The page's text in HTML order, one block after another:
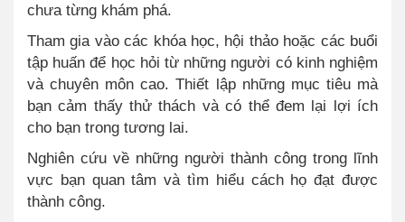
chưa từng khám phá.
Tham gia vào các khóa học, hội thảo hoặc các buổi
tập huấn để học hỏi từ những người có kinh nghiệm
và chuyên môn cao. Thiết lập những mục tiêu mà
bạn cảm thấy thử thách và có thể đem lại lợi ích
cho bạn trong tương lai.
Nghiên cứu về những người thành công trong lĩnh
vực bạn quan tâm và tìm hiểu cách họ đạt được
thành công.